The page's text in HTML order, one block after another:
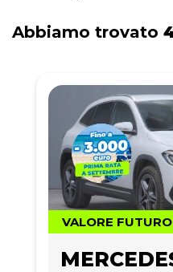
Abbiamo trovato
VALORE